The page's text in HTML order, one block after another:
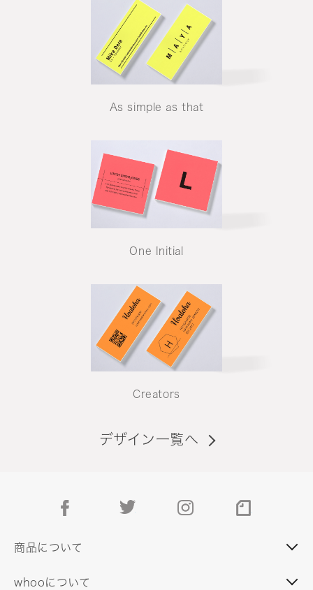
As simple as that
One Initial
Creators
デザイン一覧へ
facebook instagram
商品について
whooについて